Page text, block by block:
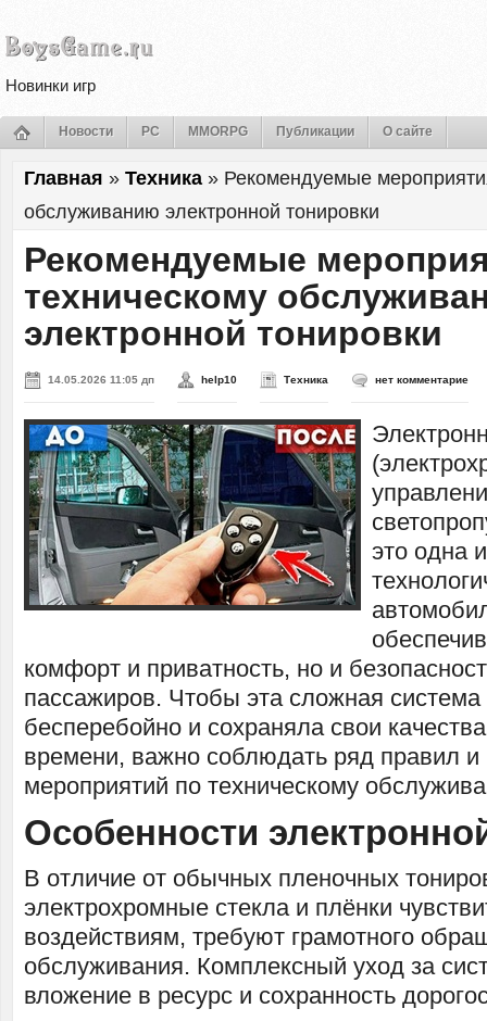
Новинки игр
Новости PC MMORPG Публикации О сайте
Главная » Техника » Рекомендуемые
обслуживанию электронной тонировки
Рекомендуемые
техническому
электронной тонировки
14.05.2026 11:05 дп help10 Техника нет комментарие
это одна
комфорт и приватность, но и
пассажиров. Чтобы эта сложная система
бесперебойно и сохраняла свои
времени, важно соблюдать ряд правил и
мероприятий по техническому
Особенности
В отличие от обычных пленочных
электрохромные стекла и плёнки
воздействиям, требуют грамотного
обслуживания. Комплексный уход за
вложение в ресурс и сохранность